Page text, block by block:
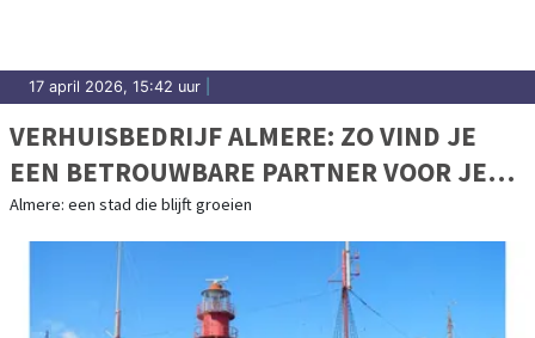
17 april 2026, 15:42 uur
VERHUISBEDRIJF ALMERE: ZO VIND JE
EEN BETROUWBARE PARTNER VOOR JE
VERHUIZING
Almere: een stad die blijft groeien